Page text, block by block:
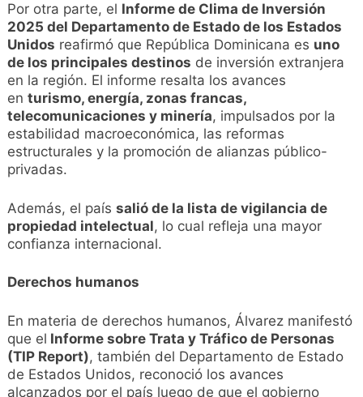
Por otra parte, el Informe de Clima de Inversión
2025 del Departamento de Estado de los Estados
Unidos reafirmó que República Dominicana es uno
de los principales destinos de inversión extranjera
en la región. El informe resalta los avances
en turismo, energía, zonas francas,
telecomunicaciones y minería, impulsados por la
estabilidad macroeconómica, las reformas
estructurales y la promoción de alianzas público-
privadas.
Además, el país salió de la lista de vigilancia de
propiedad intelectual, lo cual refleja una mayor
confianza internacional.
Derechos humanos
En materia de derechos humanos, Álvarez manifestó
que el Informe sobre Trata y Tráfico de Personas
(TIP Report), también del Departamento de Estado
de Estados Unidos, reconoció los avances
alcanzados por el país luego de que el gobierno